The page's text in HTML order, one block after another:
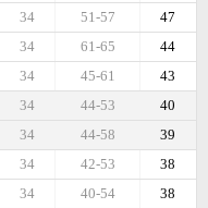
47
51-57
34
44
61-65
34
43
45-61
34
40
44-53
34
39
44-58
34
38
42-53
34
38
40-54
34